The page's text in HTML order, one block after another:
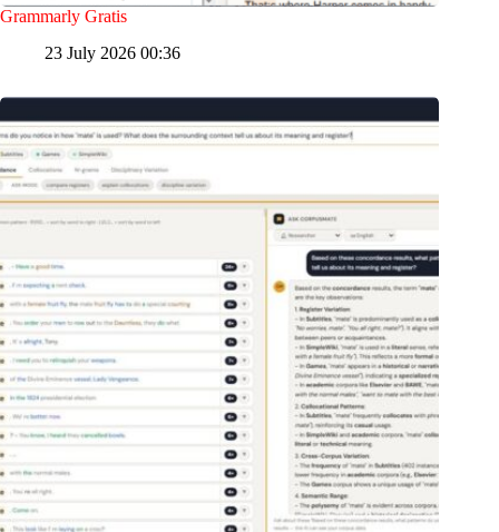
Grammarly Gratis
23 July 2026 00:36